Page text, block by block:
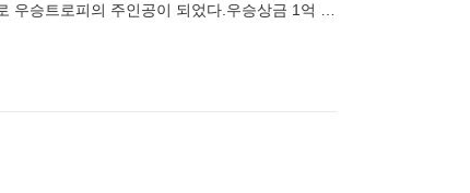
승트로피의 주인공이 되었다.우승상금 1억 8